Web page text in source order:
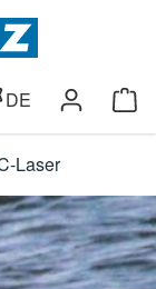
Produkte auf
DE
Laser